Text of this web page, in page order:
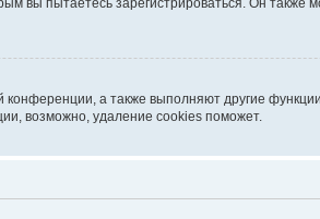
а также выполняют другие
возможно, удаление cookies поможет.